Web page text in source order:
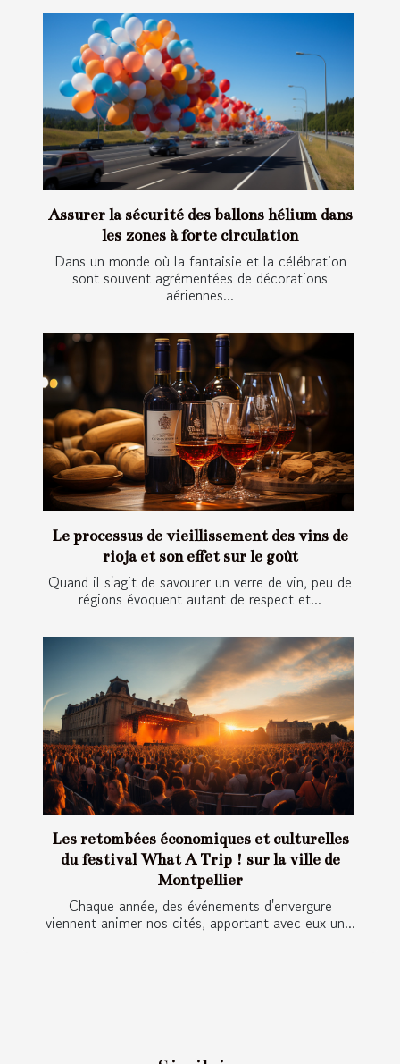
Assurer la sécurité des ballons hélium dans
les zones à forte circulation
Dans un monde où la fantaisie et la célébration
sont souvent agrémentées de décorations
aériennes...
Le processus de vieillissement des vins de
rioja et son effet sur le goût
Quand il s'agit de savourer un verre de vin, peu de
régions évoquent autant de respect et...
Les retombées économiques et culturelles
du festival What A Trip ! sur la ville de
Montpellier
Chaque année, des événements d'envergure
viennent animer nos cités, apportant avec eux un...